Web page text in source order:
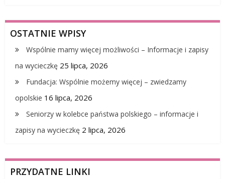
OSTATNIE WPISY
Wspólnie mamy więcej możliwości – Informacje i zapisy
na wycieczkę 25 lipca, 2026
Fundacja: Wspólnie możemy więcej – zwiedzamy
opolskie 16 lipca, 2026
Seniorzy w kolebce państwa polskiego – informacje i
zapisy na wycieczkę 2 lipca, 2026
PRZYDATNE LINKI